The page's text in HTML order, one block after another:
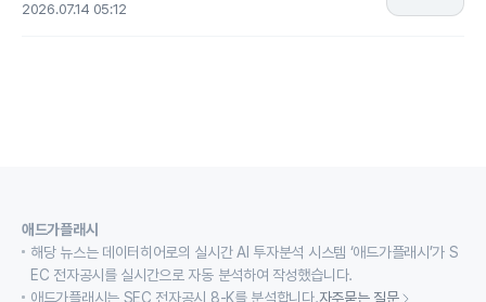
2026.07.14 05:12
애드가플래시
해당 뉴스는 데이터히어로의 실시간 AI 투자분석 시스템 ‘애드가플래시’가 S
EC 전자공시를 실시간으로 자동 분석하여 작성했습니다.
애드가플래시는 SEC 전자공시 8-K를 분석합니다.자주묻는 질문